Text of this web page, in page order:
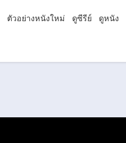
ตัวอย่างหนังใหม่ ดูซีรีย์ ดูหนัง